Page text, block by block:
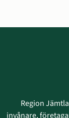
Region
invånare,